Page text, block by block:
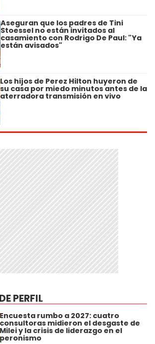
Aseguran que los padres de Tini
Stoessel no están invitados al
casamiento con Rodrigo De Paul: "Ya
están avisados"
Los hijos de Perez Hilton huyeron de
su casa por miedo minutos antes de la
aterradora transmisión en vivo
PERFIL
Encuesta rumbo a 2027: cuatro
consultoras midieron el desgaste de
Milei y la crisis de liderazgo en el
peronismo